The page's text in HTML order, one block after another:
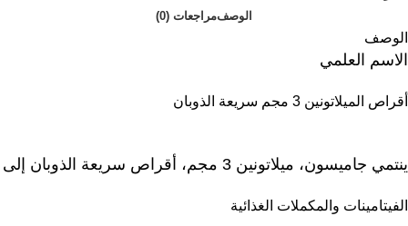
الوصفمراجعات (0)
الوصف
الاسم العلمي
أقراص الميلاتونين 3 مجم سريعة الذوبان
ينتمي جاميسون، ميلاتونين 3 مجم، أقراص سريعة الذوبان إلى
الفيتامينات والمكملات الغذائية